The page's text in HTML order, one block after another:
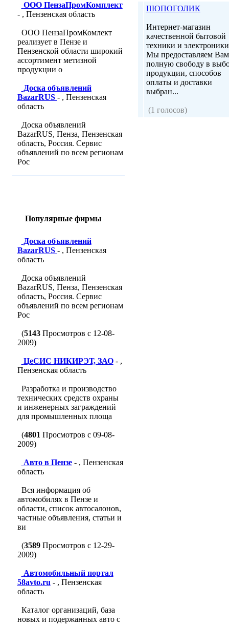
ООО ПензаПромКомплект
- , Пензенская область
ООО ПензаПромКомлект
реализует в Пензе и
Пензенской области широкий
ассортимент метизной
продукции о
Доска объявлений
BazarRUS - , Пензенская
область
Доска объявлений
BazarRUS, Пенза, Пензенская
область, Россия. Сервис
объявлений по всем регионам
Рос
Популярные фирмы
Доска объявлений
BazarRUS - , Пензенская
область
Доска объявлений
BazarRUS, Пенза, Пензенская
область, Россия. Сервис
объявлений по всем регионам
Рос
(5143Просмотров с 12-08-
2009)
ЦеСИС НИКИРЭТ, ЗАО- ,
Пензенская область
Разработка и производство
технических средств охраны
и инженерных заграждений
для промышленных площа
(4801 Просмотров с 09-08-
2009)
Авто в Пензе- , Пензенская
область
Вся информация об
автомобилях в Пензе и
области, список автосалонов,
частные объявления, статьи и
ви
(3589Просмотров с 12-29-
2009)
Автомобильный портал
58avto.ru - , Пензенская
область
Каталог организаций, база
новых и подержанных авто с
ШОПОГОЛИК
Интернет-магазин
качественной бытовой
техники и
Мы предоставляем Вам
полную свободу в
продукции, способов
оплаты и доставки
выбран...
(1 голосов)